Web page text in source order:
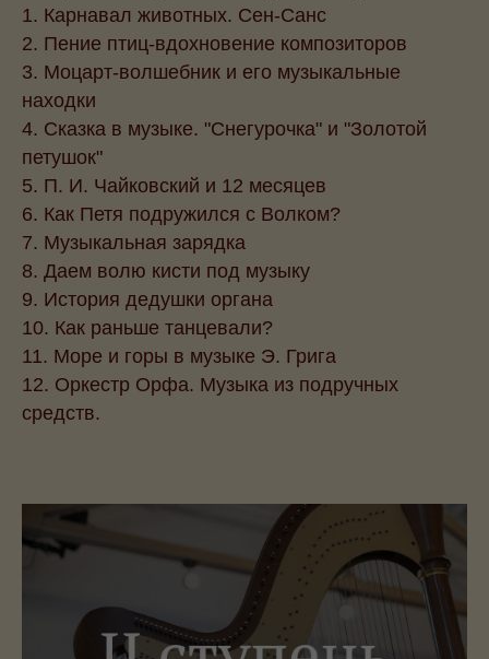
1. Карнавал животных. Сен-Санс
2. Пение птиц-вдохновение композиторов
3. Моцарт-волшебник и его музыкальные
находки
4. Сказка в музыке. "Снегурочка" и "Золотой
петушок"
5. П. И. Чайковский и 12 месяцев
6. Как Петя подружился с Волком?
7. Музыкальная зарядка
8. Даем волю кисти под музыку
9. История дедушки органа
10. Как раньше танцевали?
11. Море и горы в музыке Э. Грига
12. Оркестр Орфа. Музыка из подручных
средств.